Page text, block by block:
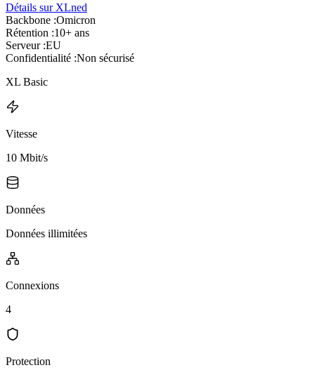
Détails sur XLned
Backbone :Omicron
Rétention :10+ ans
Serveur :EU
Confidentialité :Non sécurisé
XL Basic
Vitesse
10 Mbit/s
Données
Données illimitées
Connexions
4
Protection